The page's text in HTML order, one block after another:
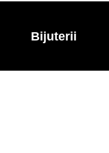
Bijuterii